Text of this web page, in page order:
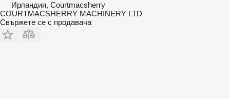
Ирландия, Courtmacsherry
COURTMACSHERRY MACHINERY LTD
Свържете се с продавача